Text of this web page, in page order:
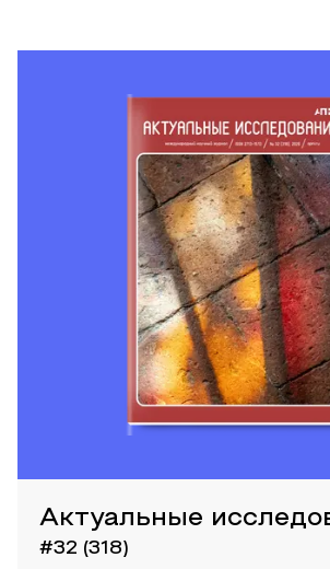
Актуальные
#32 (318)